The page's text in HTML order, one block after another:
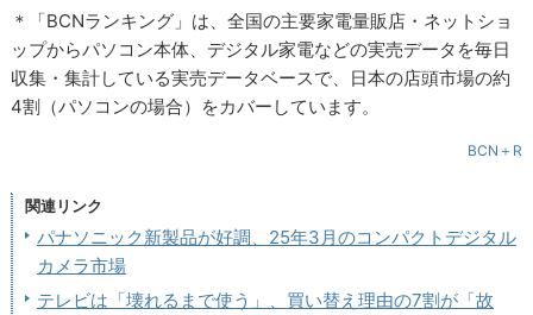
＊「BCNランキング」は、全国の主要家電量販店・ネットショ
ップからパソコン本体、デジタル家電などの実売データを毎日
収集・集計している実売データベースで、日本の店頭市場の約
4割（パソコンの場合）をカバーしています。
BCN＋R
関連リンク
パナソニック新製品が好調、25年3月のコンパクトデジタル
カメラ市場
テレビは「壊れるまで使う」、買い替え理由の7割が「故